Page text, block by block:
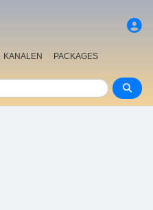
KANALEN
PACKAGES